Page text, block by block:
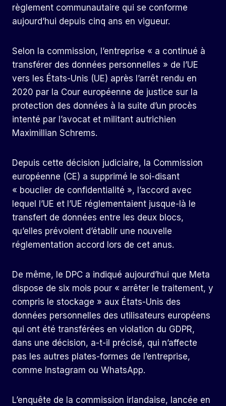
règlement communautaire qui se conforme
aujourd’hui depuis cinq ans en vigueur.
Selon la commission, l’entreprise « a continué à
transférer des données personnelles » de l’UE
vers les États-Unis (UE) après l’arrêt rendu en
2020 par la Cour européenne de justice sur la
protection des données à la suite d’un procès
intenté par l’avocat et militant autrichien
Maximillian Schrems.
Depuis cette décision judiciaire, la Commission
européenne (CE) a supprimé le soi-disant
« bouclier de confidentialité », l’accord avec
lequel l’UE et l’UE réglementaient jusque-là le
transfert de données entre les deux blocs,
qu’elles prévoient d’établir une nouvelle
réglementation accord lors de cet anus.
De même, le DPC a indiqué aujourd’hui que Meta
dispose de six mois pour « arrêter le traitement, y
compris le stockage » aux États-Unis des
données personnelles des utilisateurs européens
qui ont été transférées en violation du GDPR,
dans une décision, a-t-il précisé, qui n’affecte
pas les autres plates-formes de l’entreprise,
comme Instagram ou WhatsApp.
L’enquête de la commission irlandaise, lancée en